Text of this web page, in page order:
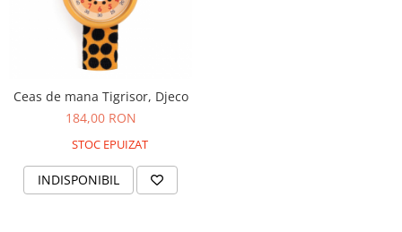
Ceas de mana Tigrisor, Djeco
184,00 RON
STOC EPUIZAT
INDISPONIBIL